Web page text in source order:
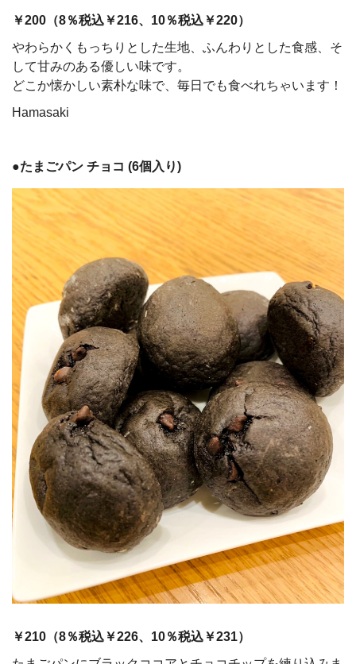
￥200（8％税込￥216、 10％税込￥220）
やわらかくもっちりとした生地、ふんわりとした食感、そ
して甘みのある優しい味です。
どこか懐かしい素朴な味で、毎日でも食べれちゃいます！
Hamasaki
●たまごパン チョコ (6個入り)
￥210（8％税込￥226、 10％税込￥231）